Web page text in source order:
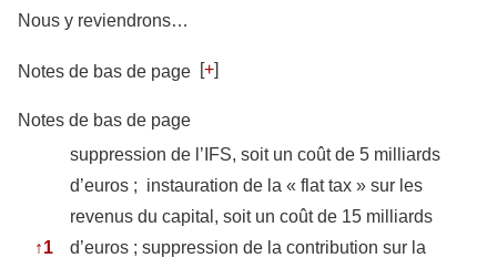
Nous y reviendrons…
Notes de bas de page [+]
Notes de bas de page
↑1
suppression de l’IFS, soit un coût de 5 milliards
d’euros ; instauration de la « flat tax » sur les
revenus du capital, soit un coût de 15 milliards
d’euros ; suppression de la contribution sur la